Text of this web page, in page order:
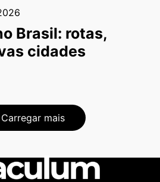
Brasil: rotas,
cidades
Carregar mais